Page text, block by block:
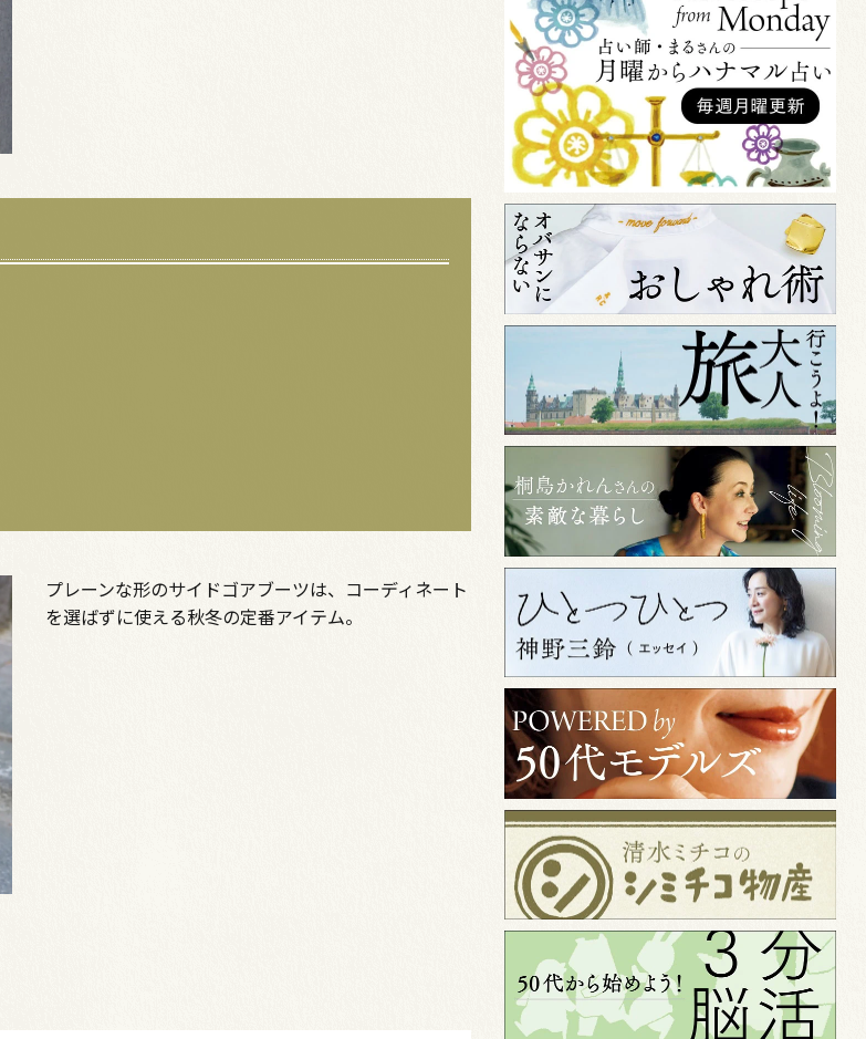
プレーンな形のサイドゴアブーツは、コーディネート
を選ばずに使える秋冬の定番アイテム。